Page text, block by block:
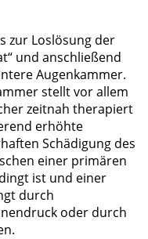
zur Loslösung der
und anschließend
Augenkammer.
stellt vor allem
zeitnah therapiert
erhöhte
Schädigung des
einer primären
ist und einer
durch
oder durch